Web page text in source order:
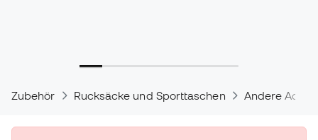
Zubehör Rucksäcke und Sporttaschen Andere